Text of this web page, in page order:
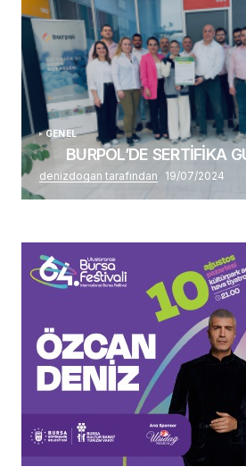
GENEL
BURPOL’DE SERTİFİKA
denizdogan tarafından 19/07/2024